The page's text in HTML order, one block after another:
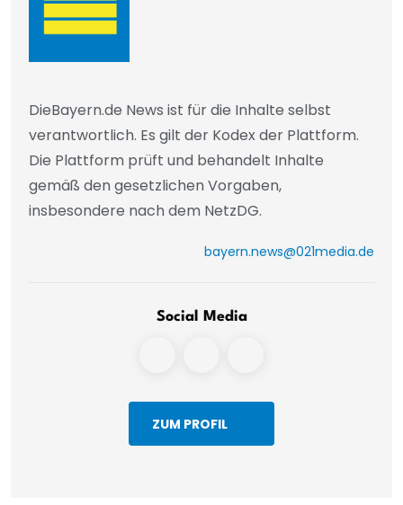
DieBayern.de News ist für die Inhalte selbst
verantwortlich. Es gilt der Kodex der Plattform.
Die Plattform prüft und behandelt Inhalte
gemäß den gesetzlichen Vorgaben,
insbesondere nach dem NetzDG.
bayern.news@021media.de
Social Media
ZUM PROFIL